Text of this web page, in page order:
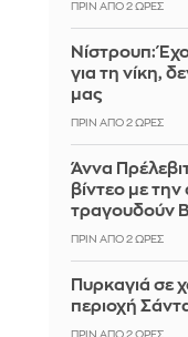
ΠΡΙΝ ΑΠΌ 2 ΏΡΕΣ
Νίστρουπ:
για τη νίκη,
μας
ΠΡΙΝ ΑΠΌ 2 ΏΡΕΣ
Άννα
βίντεο με
τραγουδούν
ΠΡΙΝ ΑΠΌ 2 ΏΡΕΣ
Πυρκαγιά σε
περιοχή